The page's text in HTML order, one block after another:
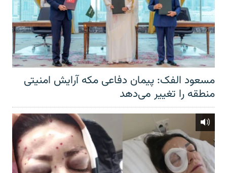
مسعود الفک: پیمان دفاعی مکه آرایش امنیتی
منطقه را تغییر می‌دهد